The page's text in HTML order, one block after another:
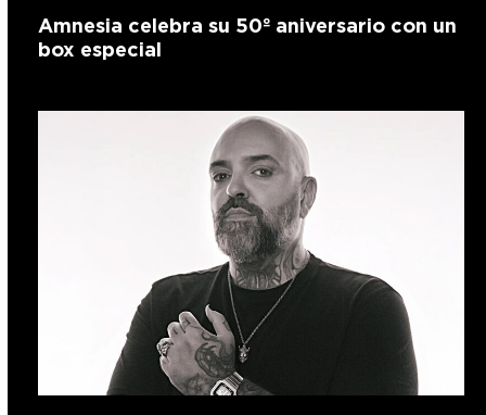
Amnesia celebra su 50º aniversario con un
box especial